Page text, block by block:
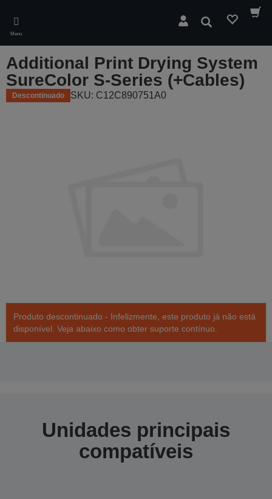
main
content
Menu
Pesquisar
Additional Print Drying System
SureColor S-Series (+Cables)
Descontinuado SKU: C12C890751A0
Produto descontinuado - Infelizmente, este produto já não está
disponível. Veja abaixo como obter suporte contínuo.
Unidades principais
compatíveis